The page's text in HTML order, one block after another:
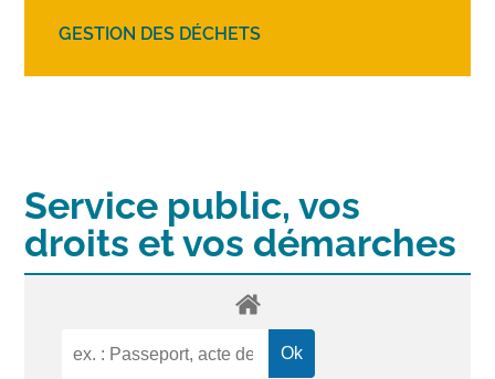
GESTION DES DÉCHETS
Service public, vos
droits et vos démarches